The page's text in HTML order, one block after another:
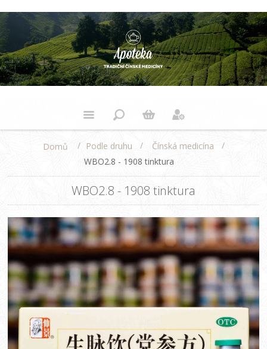
Domů / Podle druhu / Čínská medicína
/
WBO2.8 - 1908 tinktura
WBO2.8 - 1908 tinktura